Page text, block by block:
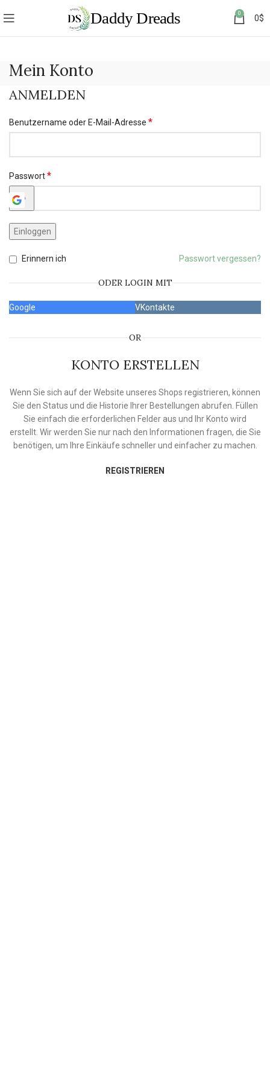
0 0$
Mein Konto
ANMELDEN
Benutzername oder E-Mail-Adresse *
Passwort*
Einloggen
Passwort vergessen?
Erinnern ich
ODER LOGIN MIT
Google VKontakte
OR
KONTO ERSTELLEN
Wenn Sie sich auf der Website unseres Shops registrieren, können
Sie den Status und die Historie Ihrer Bestellungen abrufen. Füllen
Sie einfach die erforderlichen Felder aus und Ihr Konto wird
erstellt. Wir werden Sie nur nach den Informationen fragen, die Sie
benötigen, um Ihre Einkäufe schneller und einfacher zu machen.
REGISTRIEREN